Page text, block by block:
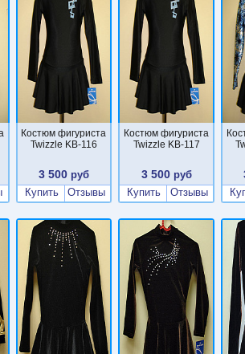
Костюм фигуриста
Twizzle KB-116
3 500 руб
Купить
Отзывы
Костюм фигуриста
Twizzle KB-117
3 500руб
Купить
Отзывы